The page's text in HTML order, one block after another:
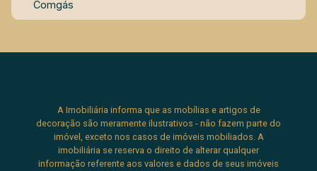
Comgás
A Imobiliária informa que as mobílias e artigos de
decoração são meramente ilustrativos - não fazem parte do
imóvel, exceto nos casos de imóveis mobiliados. A
imobiliária se reserva o direito de alterar qualquer
informação referente aos valores e dados de seus imóveis